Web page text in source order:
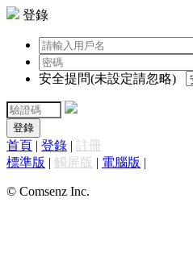
登錄
安全提問(未設定請忽略)
登錄
首頁 | 登錄 | 註冊
標準版 | 觸屏版 | 電腦版 |
© Comsenz Inc.